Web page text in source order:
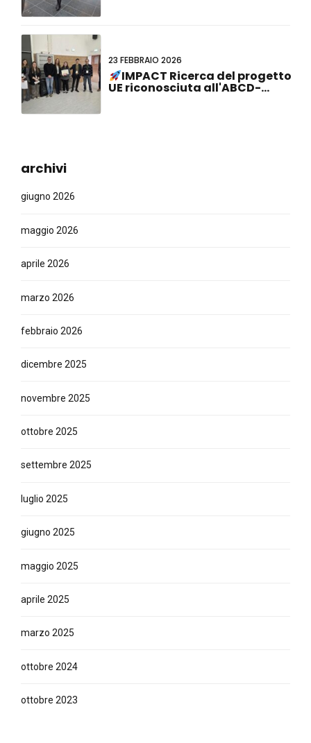
23 FEBBRAIO 2026
IMPACT Ricerca del progetto
UE riconosciuta all'ABCD-
archivi
giugno 2026
maggio 2026
aprile 2026
marzo 2026
febbraio 2026
dicembre 2025
novembre 2025
ottobre 2025
settembre 2025
luglio 2025
giugno 2025
maggio 2025
aprile 2025
marzo 2025
ottobre 2024
ottobre 2023